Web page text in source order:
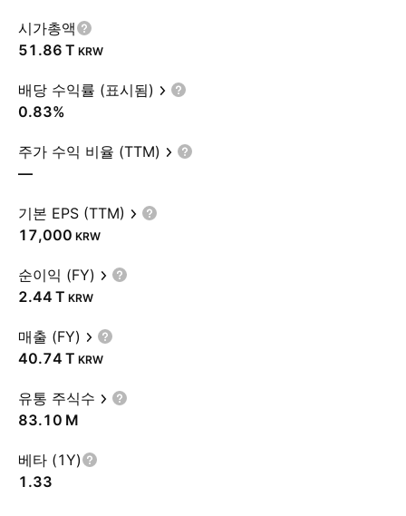
시가총액
‪51.86 T‬ KRW
배당 수익률 (표시됨)
0.83%
주가 수익 비율 (TTM)
—
기본 EPS (TTM)
17,000 KRW
순이익 (FY)
‪2.44 T‬ KRW
매출 (FY)
‪40.74 T‬ KRW
유통 주식수
‪83.10 M‬
베타 (1Y)
1.33